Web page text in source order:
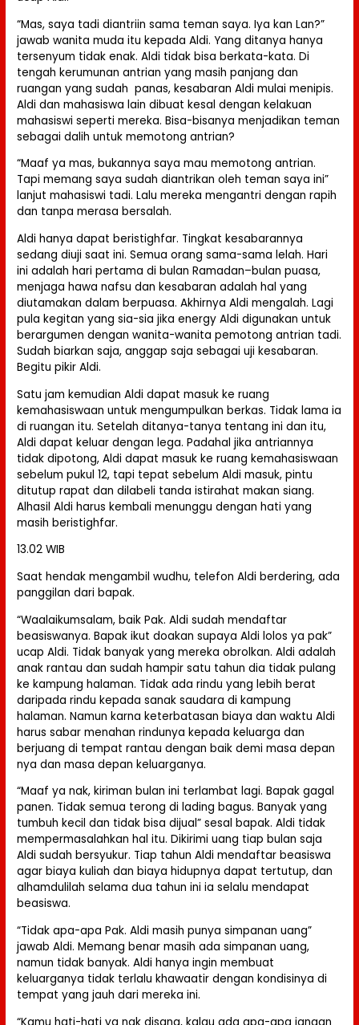
“Mas, saya tadi diantriin sama teman saya. Iya kan Lan?”
jawab wanita muda itu kepada Aldi. Yang ditanya hanya
tersenyum tidak enak. Aldi tidak bisa berkata-kata. Di
tengah kerumunan antrian yang masih panjang dan
ruangan yang sudah panas, kesabaran Aldi mulai menipis.
Aldi dan mahasiswa lain dibuat kesal dengan kelakuan
mahasiswi seperti mereka. Bisa-bisanya menjadikan teman
sebagai dalih untuk memotong antrian?
“Maaf ya mas, bukannya saya mau memotong antrian.
Tapi memang saya sudah diantrikan oleh teman saya ini”
lanjut mahasiswi tadi. Lalu mereka mengantri dengan rapih
dan tanpa merasa bersalah.
Aldi hanya dapat beristighfar. Tingkat kesabarannya
sedang diuji saat ini. Semua orang sama-sama lelah. Hari
ini adalah hari pertama di bulan Ramadan–bulan puasa,
menjaga hawa nafsu dan kesabaran adalah hal yang
diutamakan dalam berpuasa. Akhirnya Aldi mengalah. Lagi
pula kegitan yang sia-sia jika energy Aldi digunakan untuk
berargumen dengan wanita-wanita pemotong antrian tadi.
Sudah biarkan saja, anggap saja sebagai uji kesabaran.
Begitu pikir Aldi.
Satu jam kemudian Aldi dapat masuk ke ruang
kemahasiswaan untuk mengumpulkan berkas. Tidak lama ia
di ruangan itu. Setelah ditanya-tanya tentang ini dan itu,
Aldi dapat keluar dengan lega. Padahal jika antriannya
tidak dipotong, Aldi dapat masuk ke ruang kemahasiswaan
sebelum pukul 12, tapi tepat sebelum Aldi masuk, pintu
ditutup rapat dan dilabeli tanda istirahat makan siang.
Alhasil Aldi harus kembali menunggu dengan hati yang
masih beristighfar.
13.02 WIB
Saat hendak mengambil wudhu, telefon Aldi berdering, ada
panggilan dari bapak.
“Waalaikumsalam, baik Pak. Aldi sudah mendaftar
beasiswanya. Bapak ikut doakan supaya Aldi lolos ya pak”
ucap Aldi. Tidak banyak yang mereka obrolkan. Aldi adalah
anak rantau dan sudah hampir satu tahun dia tidak pulang
ke kampung halaman. Tidak ada rindu yang lebih berat
daripada rindu kepada sanak saudara di kampung
halaman. Namun karna keterbatasan biaya dan waktu Aldi
harus sabar menahan rindunya kepada keluarga dan
berjuang di tempat rantau dengan baik demi masa depan
nya dan masa depan keluarganya.
“Maaf ya nak, kiriman bulan ini terlambat lagi. Bapak gagal
panen. Tidak semua terong di lading bagus. Banyak yang
tumbuh kecil dan tidak bisa dijual” sesal bapak. Aldi tidak
mempermasalahkan hal itu. Dikirimi uang tiap bulan saja
Aldi sudah bersyukur. Tiap tahun Aldi mendaftar beasiswa
agar biaya kuliah dan biaya hidupnya dapat tertutup, dan
alhamdulilah selama dua tahun ini ia selalu mendapat
beasiswa.
“Tidak apa-apa Pak. Aldi masih punya simpanan uang”
jawab Aldi. Memang benar masih ada simpanan uang,
namun tidak banyak. Aldi hanya ingin membuat
keluarganya tidak terlalu khawaatir dengan kondisinya di
tempat yang jauh dari mereka ini.
“Kamu hati-hati ya nak disana, kalau ada apa-apa jangan